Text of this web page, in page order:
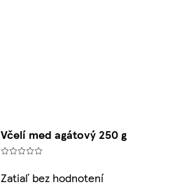
Včelí med agátový 250 g
Zatiaľ bez hodnotení